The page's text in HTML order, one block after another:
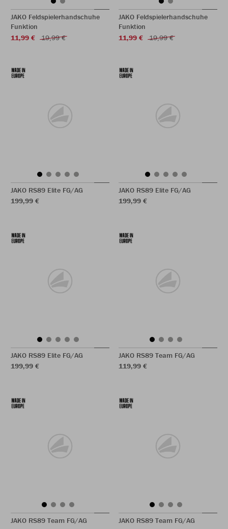
JAKO Feldspielerhandschuhe
Funktion
11,99 €
19,99 €
JAKO Feldspielerhandschuhe
Funktion
11,99 €
19,99 €
JAKO RS89 Elite FG/AG
199,99 €
JAKO RS89 Elite FG/AG
199,99 €
JAKO RS89 Elite FG/AG
199,99 €
JAKO RS89 Team FG/AG
119,99 €
JAKO RS89 Team FG/AG
JAKO RS89 Team FG/AG